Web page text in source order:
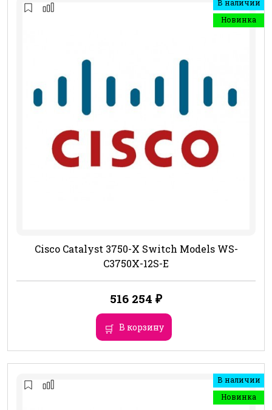
В наличии
Новинка
Cisco Catalyst 3750-X Switch Models WS-
C3750X-12S-E
516 254 ₽
В корзину
В наличии
Новинка